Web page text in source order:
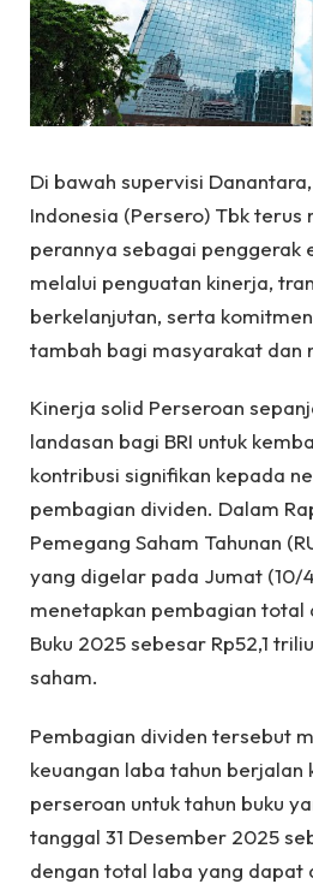
Di bawah supervisi
Indonesia (Persero) Tbk terus
perannya sebagai penggerak
melalui penguatan kinerja,
berkelanjutan, serta
tambah bagi masyarakat dan
Kinerja solid Perseroan
landasan bagi BRI untuk
kontribusi signifikan kepada
pembagian dividen. Dalam
Pemegang Saham Tahunan
yang digelar pada Jumat (10/
menetapkan pembagian total
Buku 2025 sebesar Rp52,1
saham.
Pembagian dividen tersebut
keuangan laba tahun berjalan
perseroan untuk tahun buku
tanggal 31 Desember 2025
dengan total laba yang dapat